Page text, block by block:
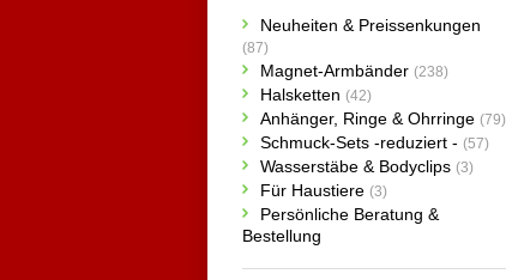
Neuheiten & Preissenkungen
(87)
Magnet-Armbänder (238)
Halsketten (42)
Anhänger, Ringe & Ohrringe (79)
Schmuck-Sets -reduziert - (57)
Wasserstäbe & Bodyclips (3)
Für Haustiere (3)
Persönliche Beratung &
Bestellung